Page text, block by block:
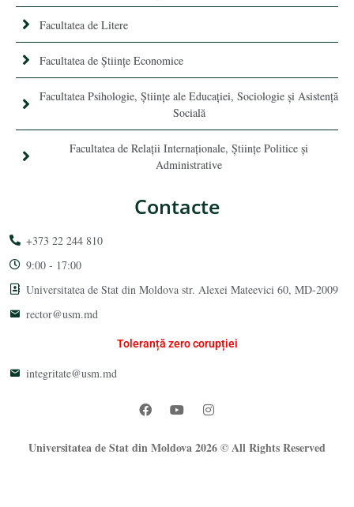
Facultatea de Litere
Facultatea de Științe Economice
Facultatea Psihologie, Ştiinţe ale Educaţiei, Sociologie și Asistență
Socială
Facultatea de Relaţii Internaţionale, Ştiinţe Politice şi
Administrative
Contacte
+373 22 244 810
9:00 - 17:00
Universitatea de Stat din Moldova str. Alexei Mateevici 60, MD-2009
rector@usm.md
Toleranță zero corupției
integritate@usm.md
Universitatea de Stat din Moldova 2026 © All Rights Reserved